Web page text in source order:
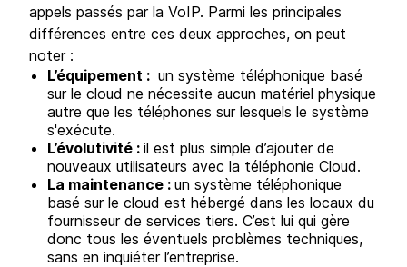
appels passés par la VoIP. Parmi les principales
différences entre ces deux approches, on peut
noter :
L’équipement : un système téléphonique basé
sur le cloud ne nécessite aucun matériel physique
autre que les téléphones sur lesquels le système
s'exécute.
L’évolutivité : il est plus simple d’ajouter de
nouveaux utilisateurs avec la téléphonie Cloud.
La maintenance : un système téléphonique
basé sur le cloud est hébergé dans les locaux du
fournisseur de services tiers. C’est lui qui gère
donc tous les éventuels problèmes techniques,
sans en inquiéter l’entreprise.